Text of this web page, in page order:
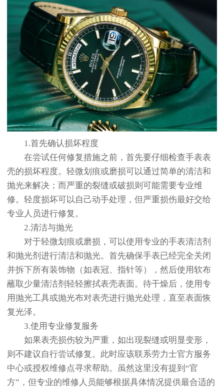
1.首先确认损坏程度
在尝试任何修复措施之前，首先要仔细检查手表表
壳的损坏程度。轻微划痕或磨损可以通过简单的清洁和
抛光来解决；而严重的裂缝或破损则可能需要专业维
修。轻度损坏可以自己动手处理，但严重损伤最好交给
专业人员进行修复。
2.清洁与抛光
对于轻微划痕或磨损，可以使用专业的手表清洁剂
和抛光剂进行清洁和抛光。首先确保手表已经完全关闭
并拆下所有装饰物（如表冠、指针等），然后使用软布
蘸取少量清洁剂轻轻擦拭表壳表面。待干燥后，使用专
用抛光工具或抛光布对表壳进行抛光处理，直至表面恢
复光泽。
3.使用专业修复服务
如果表壳损伤较为严重，如出现裂缝或明显变形，
则不建议自行尝试修复。此时应该联系劳力士官方服务
中心或授权维修点寻求帮助。虽然这里没有提到“官
方”，但专业的维修人员能够根据具体情况提供最合适的